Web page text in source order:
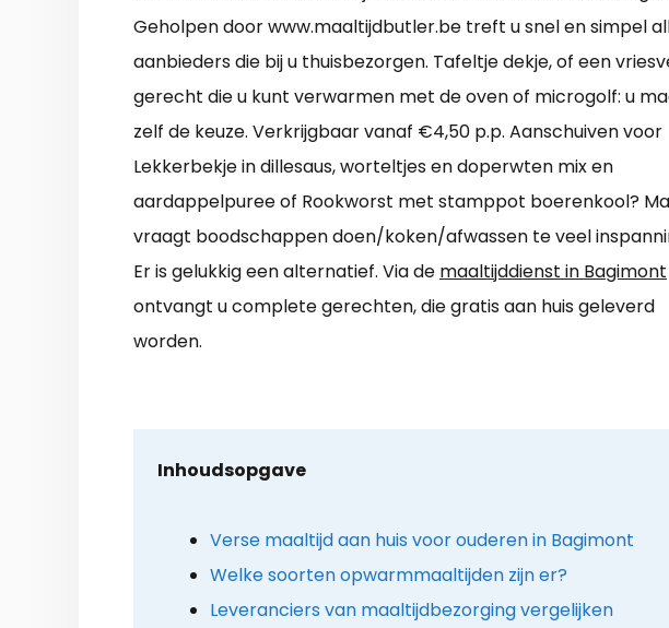
Geholpen door www.maaltijdbutler.be treft u snel en simpel
aanbieders die bij u thuisbezorgen. Tafeltje dekje, of een
gerecht die u kunt verwarmen met de oven of microgolf: u
zelf de keuze. Verkrijgbaar vanaf €4,50 p.p. Aanschuiven voor
Lekkerbekje in dillesaus, worteltjes en doperwten mix en
aardappelpuree of Rookworst met stamppot boerenkool?
vraagt boodschappen doen/koken/afwassen te veel
Er is gelukkig een alternatief. Via de maaltijddienst in Bagimont
ontvangt u complete gerechten, die gratis aan huis geleverd
worden.
Inhoudsopgave
Verse maaltijd aan huis voor ouderen in Bagimont
Welke soorten opwarmmaaltijden zijn er?
Leveranciers van maaltijdbezorging vergelijken